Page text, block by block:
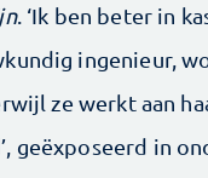
. ‘Ik ben beter in
ingenieur,
ze werkt aan
geëxposeerd in